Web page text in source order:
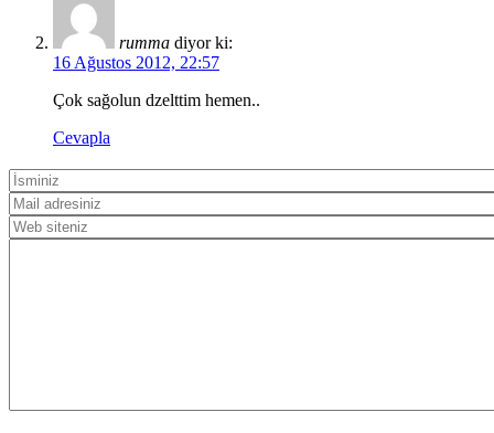
rumma diyor ki:
16 Ağustos 2012, 22:57
Çok sağolun dzelttim hemen..
Cevapla